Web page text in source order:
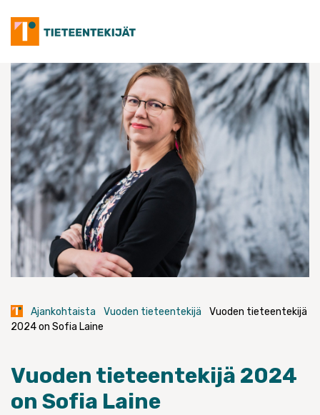
content
Ajankohtaista Vuoden tieteentekijä
Vuoden tieteentekijä
2024 on Sofia Laine
Vuoden tieteentekijä 2024
on Sofia Laine